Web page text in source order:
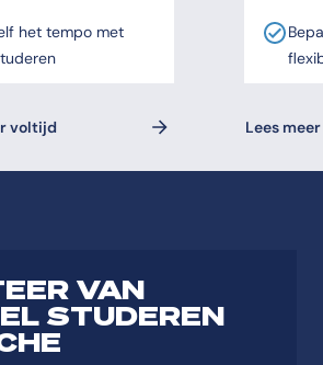
het tempo met
voltijd Lees
VAN
STUDEREN